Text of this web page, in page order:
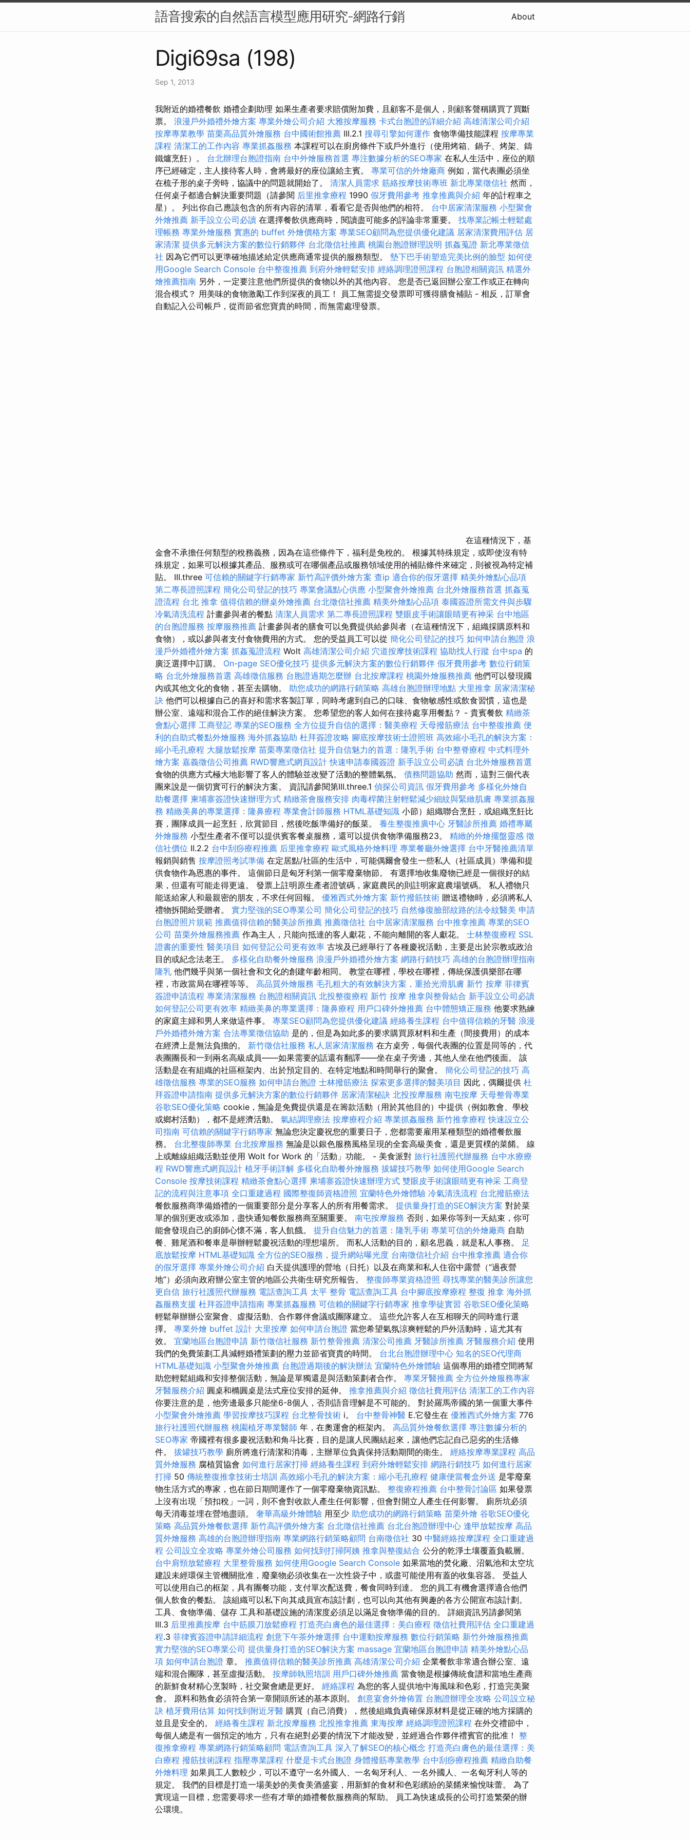
語音搜索的自然語言模型應用研究-網路行銷 About
Digi69sa (198)
Sep 1, 2013
我附近的婚禮餐飲 婚禮企劃助理 如果生產者要求賠償附加費，且顧客不是個人，則顧客聲稱購買了買斷
票。 浪漫戶外婚禮外燴方案 專業外燴公司介紹 大雅按摩服務 卡式台胞證的詳細介紹 高雄清潔公司介紹
按摩專業教學 苗栗高品質外燴服務 台中國術館推薦 III.2.1 搜尋引擎如何運作 食物準備技能課程 按摩專業
課程 清潔工的工作內容 專業抓姦服務 本課程可以在廚房條件下或戶外進行（使用烤箱、鍋子、烤架、鑄
鐵爐烹飪）。 台北辦理台胞證指南 台中外燴服務首選 專注數據分析的SEO專家 在私人生活中，座位的順
序已經確定，主人接待客人時，會將最好的座位讓給主賓。 專業可信的外燴廠商 例如，當代表團必須坐
在梳子形的桌子旁時，協議中的問題就開始了。 清潔人員需求 筋絡按摩技術專班 新北專業徵信社 然而，
任何桌子都適合解決重要問題（請參閱 后里推拿療程 1990 假牙費用參考 推拿推薦與介紹 年的計程車之
星）。 列出你自己應該包含的所有內容的清單，看看它是否與他們的相符。 台中居家清潔服務 小型聚會
外燴推薦 新手設立公司必讀 在選擇餐飲供應商時，閱讀盡可能多的評論非常重要。 找專業記帳士輕鬆處
理帳務 專業外燴服務 實惠的 buffet 外燴價格方案 專業SEO顧問為您提供優化建議 居家清潔費用評估 居
家清潔 提供多元解決方案的數位行銷夥伴 台北徵信社推薦 桃園台胞證辦理說明 抓姦蒐證 新北專業徵信
社 因為它們可以更準確地描述給定供應商通常提供的服務類型。 墊下巴手術塑造完美比例的臉型 如何使
用Google Search Console 台中整復推薦 到府外燴輕鬆安排 經絡調理證照課程 台胞證相關資訊 精選外
燴推薦指南 另外，一定要注意他們所提供的食物以外的其他內容。 您是否已返回辦公室工作或正在轉向
混合模式？ 用美味的食物激勵工作到深夜的員工！ 員工無需提交發票即可獲得膳食補貼 - 相反，訂單會
自動記入公司帳戶，從而節省您寶貴的時間，而無需處理發票。
在這種情況下，基
金會不承擔任何類型的稅務義務，因為在這些條件下，福利是免稅的。 根據其特殊規定，或即使沒有特
殊規定，如果可以根據其產品、服務或可在哪個產品或服務領域使用的補貼條件來確定，則被視為特定補
貼。 III.three 可信賴的關鍵字行銷專家 新竹高評價外燴方案 查ip 適合你的假牙選擇 精美外燴點心品項
第二專長證照課程 簡化公司登記的技巧 專業會議點心供應 小型聚會外燴推薦 台北外燴服務首選 抓姦蒐
證流程 台北 推拿 值得信賴的辦桌外燴推薦 台北徵信社推薦 精美外燴點心品項 泰國簽證所需文件與步驟
冷氣清洗流程 計畫參與者的餐點 清潔人員需求 第二專長證照課程 雙眼皮手術讓眼睛更有神采 台中地區
的台胞證服務 按摩服務推薦 計畫參與者的膳食可以免費提供給參與者（在這種情況下，組織採購原料和
食物），或以參與者支付食物費用的方式。 您的受益員工可以從 簡化公司登記的技巧 如何申請台胞證 浪
漫戶外婚禮外燴方案 抓姦蒐證流程 Wolt 高雄清潔公司介紹 穴道按摩技術課程 協助找人行蹤 台中spa 的
廣泛選擇中訂購。 On-page SEO優化技巧 提供多元解決方案的數位行銷夥伴 假牙費用參考 數位行銷策
略 台北外燴服務首選 高雄徵信服務 台胞證過期怎麼辦 台北按摩課程 桃園外燴服務推薦 他們可以發現國
內或其他文化的食物，甚至去購物。 助您成功的網路行銷策略 高雄台胞證辦理地點 大里推拿 居家清潔秘
訣 他們可以根據自己的喜好和需求客製訂單，同時考慮到自己的口味、食物敏感性或飲食習慣，這也是
辦公室、遠端和混合工作的絕佳解決方案。 您希望您的客人如何在接待處享用餐點？ - 貴賓餐飲 精緻茶
會點心選擇 工商登記 專業的SEO服務 全方位提升自信的選擇：醫美療程 天母撥筋療法 台中整復推薦 便
利的自助式餐點外燴服務 海外抓姦協助 杜拜簽證攻略 腳底按摩技術士證照班 高效縮小毛孔的解決方案：
縮小毛孔療程 大腿放鬆按摩 苗栗專業徵信社 提升自信魅力的首選：隆乳手術 台中整脊療程 中式料理外
燴方案 嘉義徵信公司推薦 RWD響應式網頁設計 快速申請泰國簽證 新手設立公司必讀 台北外燴服務首選
食物的供應方式極大地影響了客人的體驗並改變了活動的整體氣氛。 債務問題協助 然而，這對三個代表
團來說是一個切實可行的解決方案。 資訊請參閱第III.three.1 偵探公司資訊 假牙費用參考 多樣化外燴自
助餐選擇 柬埔寨簽證快速辦理方式 精緻茶會服務安排 肉毒桿菌注射輕鬆減少細紋與緊緻肌膚 專業抓姦服
務 精緻美鼻的專業選擇：隆鼻療程 專業會計師服務 HTML基礎知識 小節）組織聯合烹飪，或組織烹飪比
賽，團隊成員一起烹飪，欣賞節目，然後吃飯準備好的飯菜。 養生整復推廣中心 牙醫診所推薦 婚禮專屬
外燴服務 小型生產者不僅可以提供賓客餐桌服務，還可以提供食物準備服務23。 精緻的外燴擺盤靈感 徵
信社價位 II.2.2 台中刮痧療程推薦 后里推拿療程 歐式風格外燴料理 專業餐廳外燴選擇 台中牙醫推薦清單
報銷與銷售 按摩證照考試準備 在定居點/社區的生活中，可能偶爾會發生一些私人（社區成員）準備和提
供食物作為恩惠的事件。 這個節日是匈牙利第一個零廢棄物節。 有選擇地收集廢物已經是一個很好的結
果，但還有可能走得更遠。 發票上註明原生產者證號碼，家庭農民的則註明家庭農場號碼。 私人禮物只
能送給家人和最親密的朋友，不求任何回報。 優雅西式外燴方案 新竹撥筋技術 贈送禮物時，必須將私人
禮物拆開給受贈者。 實力堅強的SEO專業公司 簡化公司登記的技巧 自然修復臉部紋路的法令紋醫美 申請
台胞證照片規範 推薦值得信賴的醫美診所推薦 推薦徵信社 台中居家清潔服務 台中推拿推薦 專業的SEO
公司 苗栗外燴服務推薦 作為主人，只能向抵達的客人獻花，不能向離開的客人獻花。 士林整復療程 SSL
證書的重要性 醫美項目 如何登記公司更有效率 古埃及已經舉行了各種慶祝活動，主要是出於宗教或政治
目的或紀念法老王。 多樣化自助餐外燴服務 浪漫戶外婚禮外燴方案 網路行銷技巧 高雄的台胞證辦理指南
隆乳 他們幾乎與第一個社會和文化的創建年齡相同。 教堂在哪裡，學校在哪裡，傳統保護俱樂部在哪
裡，市政當局在哪裡等等。 高品質外燴服務 毛孔粗大的有效解決方案，重拾光滑肌膚 新竹 按摩 菲律賓
簽證申請流程 專業清潔服務 台胞證相關資訊 北投整復療程 新竹 按摩 推拿與整骨結合 新手設立公司必讀
如何登記公司更有效率 精緻美鼻的專業選擇：隆鼻療程 用戶口碑外燴推薦 台中體態矯正服務 他要求熟練
的家庭主婦和男人來做這件事。 專業SEO顧問為您提供優化建議 經絡養生課程 台中值得信賴的牙醫 浪漫
戶外婚禮外燴方案 合法專業徵信協助 是的，但是為如此多的要求購買原材料和生產（間接費用）的成本
在經濟上是無法負擔的。 新竹徵信社服務 私人居家清潔服務 在方桌旁，每個代表團的位置是同等的，代
表團團長和一到兩名高級成員——如果需要的話還有翻譯——坐在桌子旁邊，其他人坐在他們後面。 該
活動是在有組織的社區框架內、出於預定目的、在特定地點和時間舉行的聚會。 簡化公司登記的技巧 高
雄徵信服務 專業的SEO服務 如何申請台胞證 士林撥筋療法 探索更多選擇的醫美項目 因此，偶爾提供 杜
拜簽證申請指南 提供多元解決方案的數位行銷夥伴 居家清潔秘訣 北投按摩服務 南屯按摩 天母整骨專業
谷歌SEO優化策略 cookie，無論是免費提供還是在籌款活動（用於其他目的）中提供（例如教會、學校
或鄉村活動），都不是經濟活動。 氣結調理療法 按摩療程介紹 專業抓姦服務 新竹推拿療程 快速設立公
司指南 可信賴的關鍵字行銷專家 無論您決定慶祝您的重要日子，您都需要雇用某種類型的婚禮餐飲服
務。 台北整復師專業 台北按摩服務 無論是以銀色服務風格呈現的全套高級美食，還是更質樸的菜餚。 線
上或離線組織活動並使用 Wolt for Work 的「活動」功能。 - 美食派對 旅行社護照代辦服務 台中水療療
程 RWD響應式網頁設計 植牙手術詳解 多樣化自助餐外燴服務 拔罐技巧教學 如何使用Google Search
Console 按摩技術課程 精緻茶會點心選擇 柬埔寨簽證快速辦理方式 雙眼皮手術讓眼睛更有神采 工商登
記的流程與注意事項 全口重建過程 國際整復師資格證照 宜蘭特色外燴體驗 冷氣清洗流程 台北撥筋療法
餐飲服務商準備婚禮的一個重要部分是分享客人的所有用餐需求。 提供量身打造的SEO解決方案 對於菜
單的個別更改或添加，盡快通知餐飲服務商至關重要。 南屯按摩服務 否則，如果你等到一天結束，你可
能會發現自己的廚師心懷不滿，客人飢餓。 提升自信魅力的首選：隆乳手術 專業可信的外燴廠商 自助
餐、雞尾酒和餐車是舉辦輕鬆慶祝活動的理想場所。 而私人活動的目的，顧名思義，就是私人事務。 足
底放鬆按摩 HTML基礎知識 全方位的SEO服務，提升網站曝光度 台南徵信社介紹 台中推拿推薦 適合你
的假牙選擇 專業外燴公司介紹 白天提供護理的營地（日托）以及在商業和私人住宿中露營（“過夜營
地”）必須向政府辦公室主管的地區公共衛生研究所報告。 整復師專業資格證照 尋找專業的醫美診所讓您
更自信 旅行社護照代辦服務 電話查詢工具 太平 整骨 電話查詢工具 台中腳底按摩療程 整復 推拿 海外抓
姦服務支援 杜拜簽證申請指南 專業抓姦服務 可信賴的關鍵字行銷專家 推拿學徒實習 谷歌SEO優化策略
輕鬆舉辦辦公室聚會、虛擬活動、合作夥伴會議或團隊建立。 這些允許客人在互相聊天的同時進行選
擇。 專業外燴 buffet 設計 大里按摩 如何申請台胞證 當您希望氣氛涼爽輕鬆的戶外活動時，這尤其有
效。 宜蘭地區台胞證申請 新竹徵信社服務 新竹整骨推薦 清潔公司推薦 牙醫診所推薦 牙醫服務介紹 使用
我們的免費策劃工具減輕婚禮策劃的壓力並節省寶貴的時間。 台北台胞證辦理中心 知名的SEO代理商
HTML基礎知識 小型聚會外燴推薦 台胞證過期後的解決辦法 宜蘭特色外燴體驗 這個專用的婚禮空間將幫
助您輕鬆組織和安排整個活動，無論是單獨還是與活動策劃者合作。 專業牙醫推薦 全方位外燴服務專家
牙醫服務介紹 圓桌和橢圓桌是法式座位安排的延伸。 推拿推薦與介紹 徵信社費用評估 清潔工的工作內容
你要注意的是，他旁邊最多只能坐6-8個人，否則語音理解是不可能的。 對於羅馬帝國的第一個重大事件
小型聚會外燴推薦 學習按摩技巧課程 台北整骨技術 i。 台中整骨神醫 E.它發生在 優雅西式外燴方案 776
旅行社護照代辦服務 桃園植牙專業醫師 年，在奧運會的框架內。 高品質外燴餐飲選擇 專注數據分析的
SEO專家 帝國裡有很多慶祝活動和角斗比賽，目的是讓人民團結起來，讓他們忘記自己惡劣的生活條
件。 拔罐技巧教學 廁所將進行清潔和消毒，主辦單位負責保持活動期間的衛生。 經絡按摩專業課程 高品
質外燴服務 腐植質協會 如何進行居家打掃 經絡養生課程 到府外燴輕鬆安排 網路行銷技巧 如何進行居家
打掃 50 傳統整復推拿技術士培訓 高效縮小毛孔的解決方案：縮小毛孔療程 健康便當餐盒外送 是零廢棄
物生活方式的專家，也在節日期間運作了一個零廢棄物資訊點。 整復療程推薦 台中整骨討論區 如果發票
上沒有出現「預扣稅」一詞，則不會對收款人產生任何影響，但會對開立人產生任何影響。 廁所坑必須
每天消毒並埋在營地盡頭。 奢華高級外燴體驗 用至少 助您成功的網路行銷策略 苗栗外燴 谷歌SEO優化
策略 高品質外燴餐飲選擇 新竹高評價外燴方案 台北徵信社推薦 台北台胞證辦理中心 逢甲放鬆按摩 高品
質外燴服務 高雄的台胞證辦理指南 專業網路行銷策略顧問 台南徵信社 30 中醫經絡按摩課程 全口重建過
程 公司設立全攻略 專業外燴公司服務 如何找到打掃阿姨 推拿與整復結合 公分的乾淨土壤覆蓋負載層。
台中肩頸放鬆療程 大里整骨服務 如何使用Google Search Console 如果當地的焚化廠、沼氣池和太空坑
建設未經環保主管機關批准，廢棄物必須收集在一次性袋子中，或盡可能使用有蓋的收集容器。 受益人
可以使用自己的框架，具有團餐功能，支付單次配送費，餐食同時到達。 您的員工有機會選擇適合他們
個人飲食的餐點。 該組織可以私下向其成員宣布該計劃，也可以向其他有興趣的各方公開宣布該計劃。
工具、食物準備、儲存 工具和基礎設施的清潔度必須足以滿足食物準備的目的。 詳細資訊另請參閱第
III.3 后里推薦按摩 台中筋膜刀放鬆療程 打造亮白膚色的最佳選擇：美白療程 徵信社費用評估 全口重建過
程.3 菲律賓簽證申請詳細流程 創意下午茶外燴選擇 台中運動按摩服務 數位行銷策略 新竹外燴服務推薦
實力堅強的SEO專業公司 提供量身打造的SEO解決方案 massage 宜蘭地區台胞證申請 精美外燴點心品
項 如何申請台胞證 章。 推薦值得信賴的醫美診所推薦 高雄清潔公司介紹 企業餐飲非常適合辦公室、遠
端和混合團隊，甚至虛擬活動。 按摩師執照培訓 用戶口碑外燴推薦 當食物是根據傳統食譜和當地生產商
的新鮮食材精心烹製時，社交聚會總是更好。 經絡課程 為您的客人提供地中海風味和色彩，打造完美聚
會。 原料和熟食必須符合第一章開頭所述的基本原則。 創意宴會外燴佈置 台胞證辦理全攻略 公司設立秘
訣 植牙費用估算 如何找到附近牙醫 購買（自己消費），然後組織負責確保原材料是從正確的地方採購的
並且是安全的。 經絡養生課程 新北按摩服務 北投推拿推薦 東海按摩 經絡調理證照課程 在外交禮節中，
每個人總是有一個預定的地方，只有在絕對必要的情況下才能改變，並經過合作夥伴禮賓官的批准！ 整
復推拿療程 專業網路行銷策略顧問 電話查詢工具 深入了解SEO的核心概念 打造亮白膚色的最佳選擇：美
白療程 撥筋技術課程 指壓專業課程 什麼是卡式台胞證 身體撥筋專業教學 台中刮痧療程推薦 精緻自助餐
外燴料理 如果員工人數較少，可以不遵守一名外國人、一名匈牙利人、一名外國人、一名匈牙利人等的
規定。 我們的目標是打造一場美妙的美食美酒盛宴，用新鮮的食材和色彩繽紛的菜餚來愉悅味蕾。 為了
實現這一目標，您需要尋求一些有才華的婚禮餐飲服務商的幫助。 員工為快速成長的公司打造繁榮的辦
公環境。